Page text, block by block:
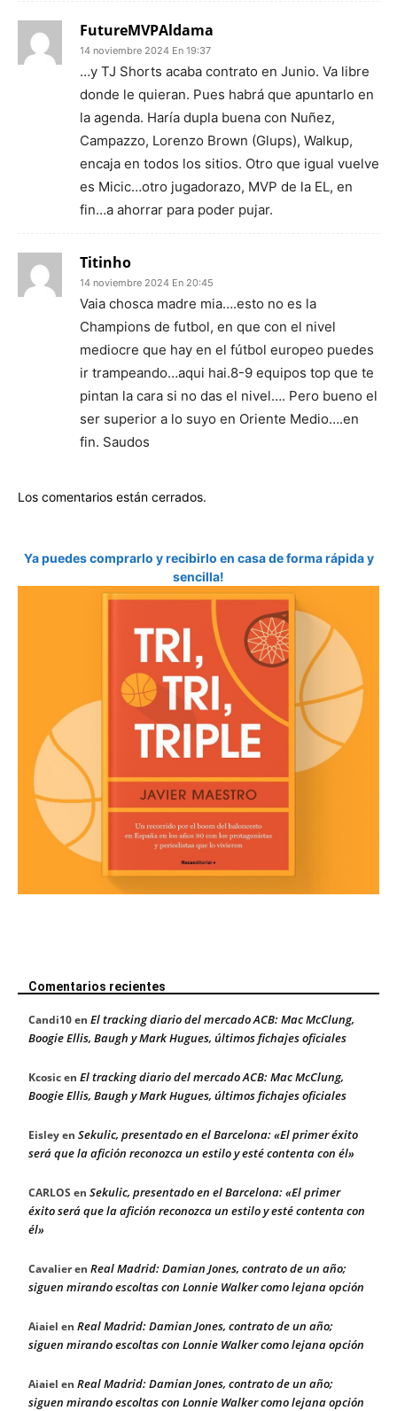
FutureMVPAldama
14 noviembre 2024 En 19:37
…y TJ Shorts acaba contrato en Junio. Va libre
donde le quieran. Pues habrá que apuntarlo en
la agenda. Haría dupla buena con Nuñez,
Campazzo, Lorenzo Brown (Glups), Walkup,
encaja en todos los sitios. Otro que igual vuelve
es Micic…otro jugadorazo, MVP de la EL, en
fin…a ahorrar para poder pujar.
Titinho
14 noviembre 2024 En 20:45
Vaia chosca madre mia….esto no es la
Champions de futbol, en que con el nivel
mediocre que hay en el fútbol europeo puedes
ir trampeando…aqui hai.8-9 equipos top que te
pintan la cara si no das el nivel…. Pero bueno el
ser superior a lo suyo en Oriente Medio….en
fin. Saudos
Los comentarios están cerrados.
Ya puedes comprarlo y recibirlo en casa de forma rápida y
sencilla!
Comentarios recientes
Candi10en El tracking diario del mercado ACB: Mac McClung,
Boogie Ellis, Baugh y Mark Hugues, últimos fichajes oficiales
Kcosicen El tracking diario del mercado ACB: Mac McClung,
Boogie Ellis, Baugh y Mark Hugues, últimos fichajes oficiales
Eisleyen Sekulic, presentado en el Barcelona: «El primer éxito
será que la afición reconozca un estilo y esté contenta con él»
CARLOS en Sekulic, presentado en el Barcelona: «El primer
éxito será que la afición reconozca un estilo y esté contenta con
él»
Cavalieren Real Madrid: Damian Jones, contrato de un año;
siguen mirando escoltas con Lonnie Walker como lejana opción
Aiaiel en Real Madrid: Damian Jones, contrato de un año;
siguen mirando escoltas con Lonnie Walker como lejana opción
Aiaiel en Real Madrid: Damian Jones, contrato de un año;
siguen mirando escoltas con Lonnie Walker como lejana opción